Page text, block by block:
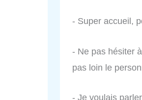
- Super accueil,
- Ne pas hésiter
pas loin le
- Je voulais